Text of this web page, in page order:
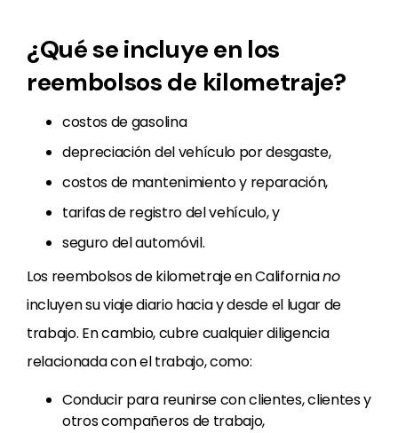
¿Qué se incluye en los
reembolsos de kilometraje?
costos de gasolina
depreciación del vehículo por desgaste,
costos de mantenimiento y reparación,
tarifas de registro del vehículo, y
seguro del automóvil.
Los reembolsos de kilometraje en Californiano
incluyen su viaje diario hacia y desde el lugar de
trabajo. En cambio, cubre cualquier diligencia
relacionada con el trabajo, como:
Conducir para reunirse con clientes, clientes y
otros compañeros de trabajo,